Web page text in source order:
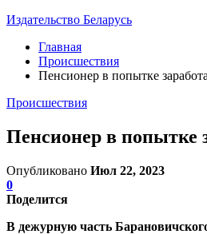
Издательство Беларусь
Главная
Происшествия
Пенсионер в попытке
Происшествия
Пенсионер в попытке
Опубликовано Июл 22, 2023
0
Поделится
В дежурную часть